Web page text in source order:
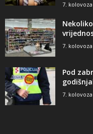
7. kolovoza
7. kolovoza
Pod
7. kolovoza